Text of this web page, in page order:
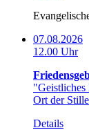
07.08.2026
12.00 Uhr
"Geistliches
Ort der
Details